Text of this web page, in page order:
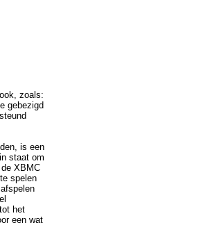
zoals:
gebezigd
is een
staat om
XBMC
spelen
het
een wat